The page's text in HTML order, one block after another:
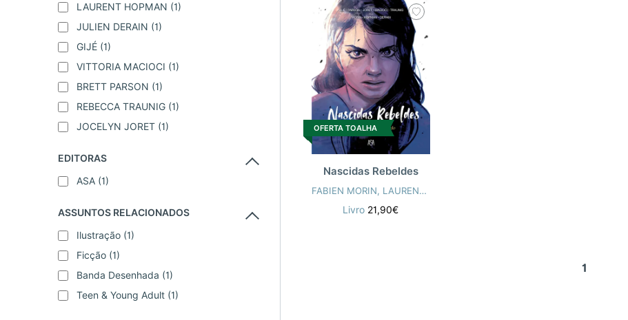
LAURENT HOPMAN (1)
JULIEN DERAIN (1)
GIJÉ (1)
VITTORIA MACIOCI (1)
BRETT PARSON (1)
REBECCA TRAUNIG (1)
JOCELYN JORET (1)
EDITORAS
ASA (1)
ASSUNTOS RELACIONADOS
Ilustração (1)
Ficção (1)
Banda Desenhada (1)
Teen & Young Adult (1)
OFERTA TOALHA
Nascidas Rebeldes
FABIEN MORIN, LAURENT HOPMAN
Livro 21,90€
1